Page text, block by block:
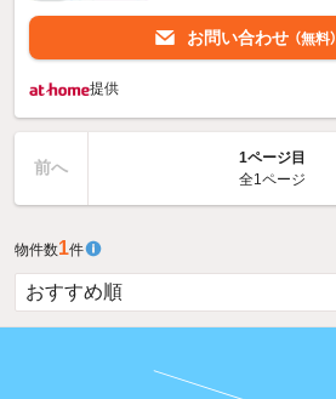
お問い合わせ （無料）
提供
前へ
1ページ目
全1ページ
物件数1件